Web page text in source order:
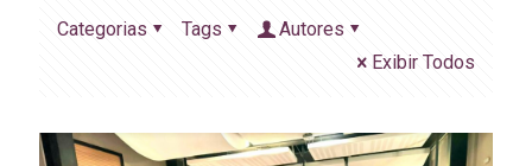
Categorias Tags
Autores
Exibir Todos